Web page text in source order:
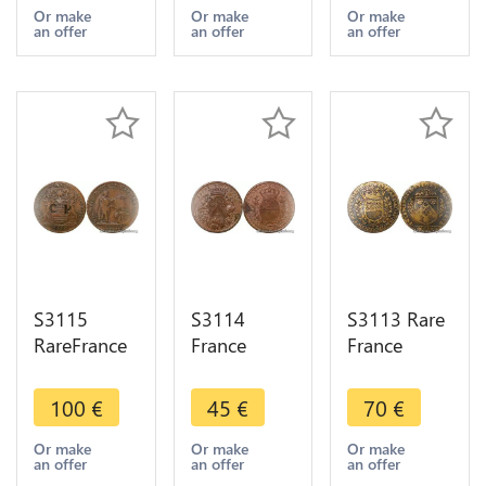
Maire
Vicomte
Dijon 1727
Or make
an offer
Rousselot
1766 Maire
Maïeur
Dijon SUP
Or make
an offer
Maire
Vicomte
Dijon 1638
Or make
an offer
S3115
RareFrance
Benoît
Palmadès
Baudinot
Dijon 1680
100 €
Or make
an offer
S3114
France
Claude
Marlot
Doyen
Maire
45 €
Or make
an offer
S3113 Rare
France
Bégnine
Euvrard
Maire
Vicomte
70 €
Or make
an offer